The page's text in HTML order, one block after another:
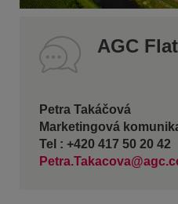
AGC
Petra Takáčová
Marketingová
Tel : +420 417 50 20 42